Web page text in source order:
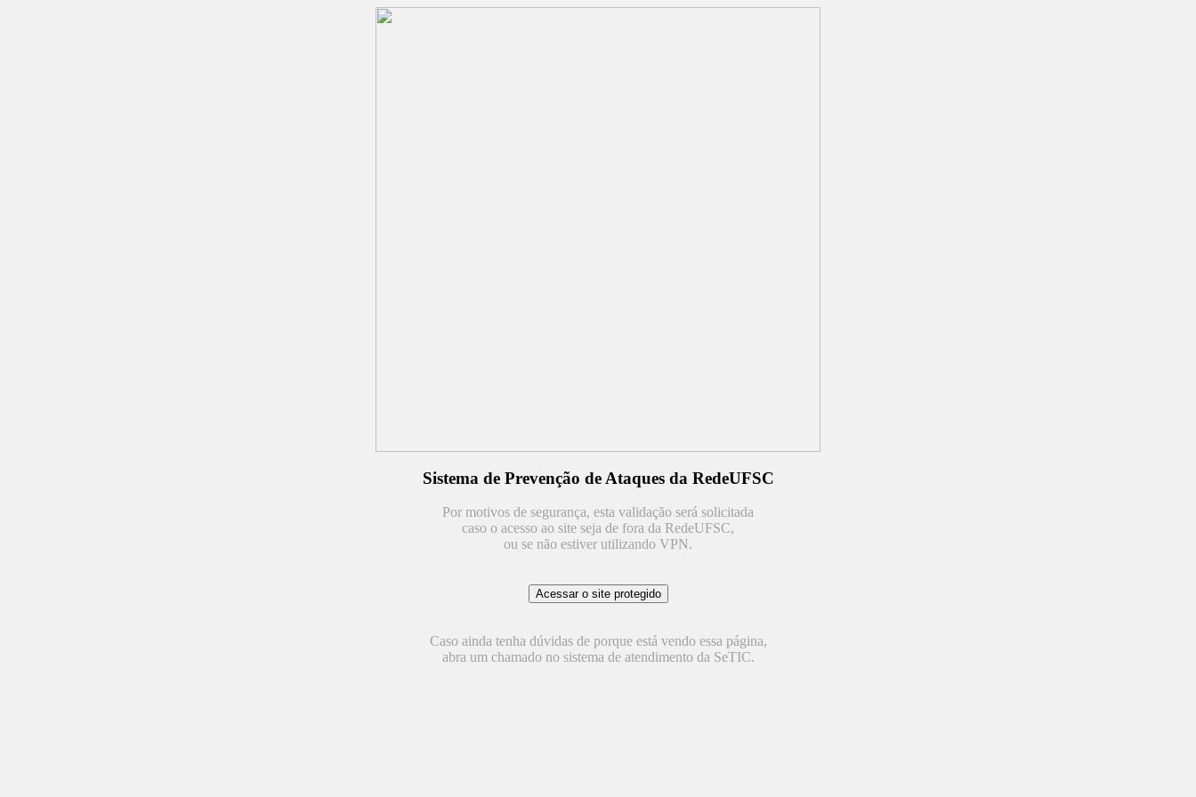
Sistema de Prevenção de Ataques da RedeUFSC
Por motivos de segurança, esta validação será solicitada
caso o acesso ao site seja de fora da RedeUFSC,
ou se não estiver utilizando VPN.
Caso ainda tenha dúvidas de porque está vendo essa página,
abra um chamado no sistema de atendimento da SeTIC.